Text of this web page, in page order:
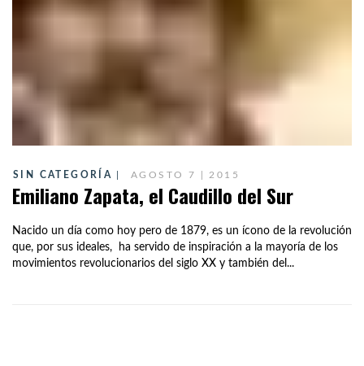
SIN CATEGORÍA AGOSTO 7 | 2015
Emiliano Zapata, el Caudillo del Sur
Nacido un día como hoy pero de 1879, es un ícono de la revolución
que, por sus ideales, ha servido de inspiración a la mayoría de los
movimientos revolucionarios del siglo XX y también del...